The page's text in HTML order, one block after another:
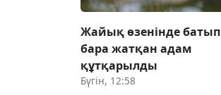
Жайық өзенінде батып
бара жатқан адам
құтқарылды
Бүгін, 12:58